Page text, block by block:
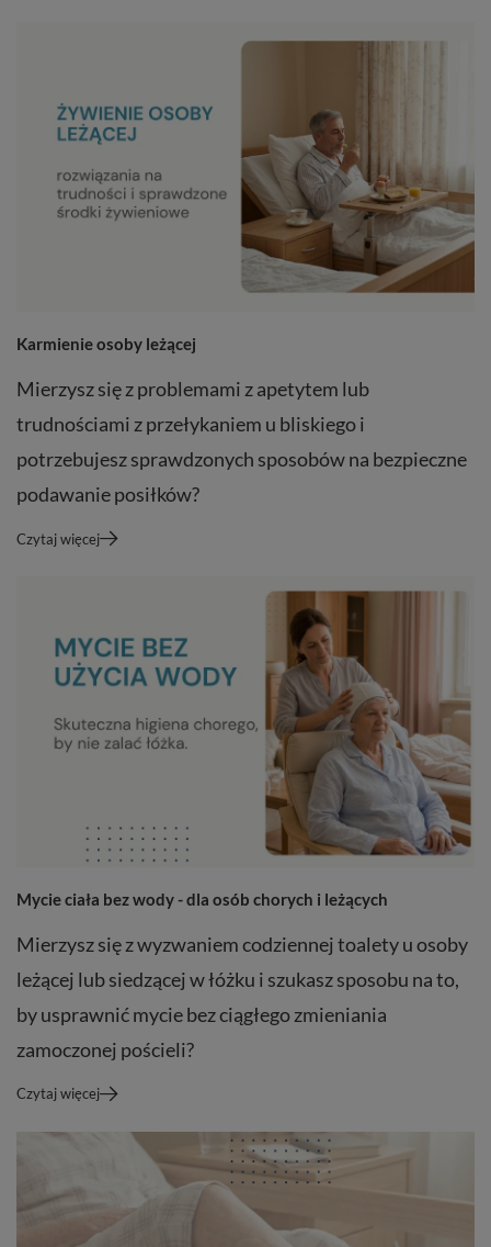
Karmienie osoby leżącej
Mierzysz się z problemami z apetytem lub
trudnościami z przełykaniem u bliskiego i
potrzebujesz sprawdzonych sposobów na bezpieczne
podawanie posiłków?
Czytaj więcej
Mycie ciała bez wody - dla osób chorych i leżących
Mierzysz się z wyzwaniem codziennej toalety u osoby
leżącej lub siedzącej w łóżku i szukasz sposobu na to,
by usprawnić mycie bez ciągłego zmieniania
zamoczonej pościeli?
Czytaj więcej